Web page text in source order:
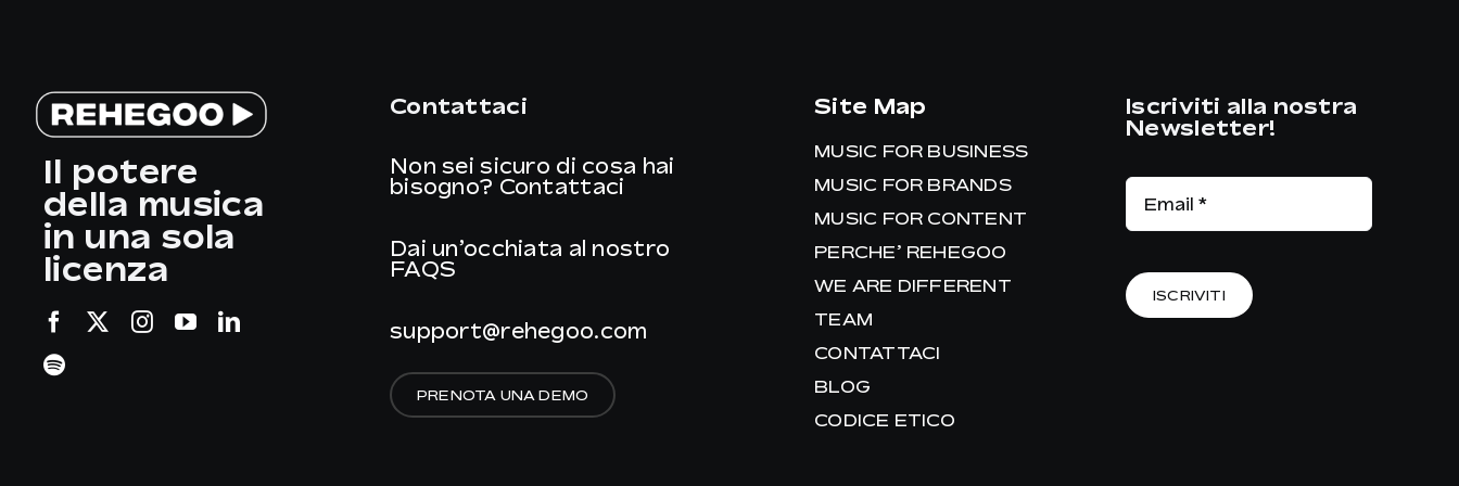
Il potere
della musica
in una sola
licenza
Contattaci
Non sei sicuro di cosa hai
bisogno? Contattaci
Dai un’occhiata al nostro
FAQS
support@rehegoo.com
PRENOTA UNA DEMO
Site Map
MUSIC FOR BUSINESS
MUSIC FOR BRANDS
MUSIC FOR CONTENT
PERCHE’ REHEGOO
WE ARE DIFFERENT
TEAM
CONTATTACI
BLOG
CODICE ETICO
Iscriviti alla nostra
Newsletter!
ISCRIVITI